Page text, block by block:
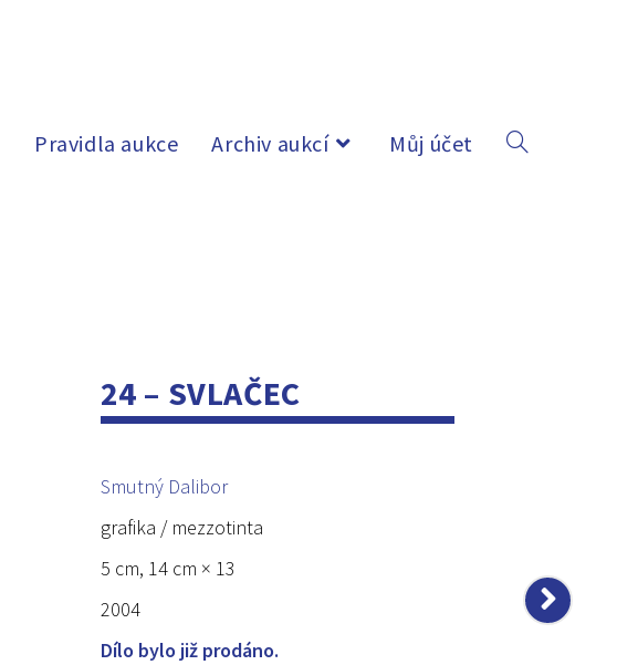
Pravidla aukce Archiv aukcí Můj účet
24 – SVLAČEC
Smutný Dalibor
grafika / mezzotinta
5 cm, 14 cm × 13
2004
Dílo bylo již prodáno.